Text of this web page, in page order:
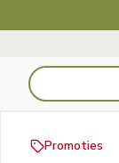
Product,
Promoties